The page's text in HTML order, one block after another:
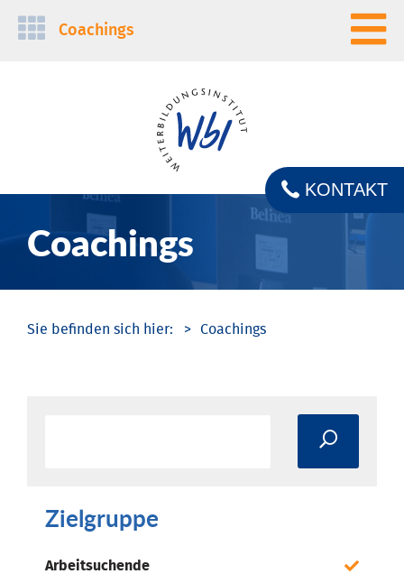
Navigation
Coachings
Coachings
KONTAKT
Coachings
Zielgruppe
Arbeitsuchende